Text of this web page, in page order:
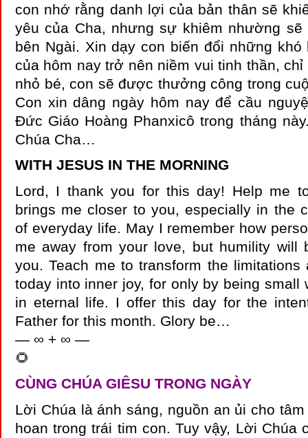
con nhớ rằng danh lợi của bản thân sẽ
yêu của Cha, nhưng sự khiêm nhường
bên Ngài. Xin dạy con biến đổi những
của hôm nay trở nên niềm vui tinh thần,
nhỏ bé, con sẽ được thưởng công trong
Con xin dâng ngày hôm nay để cầu
Đức Giáo Hoàng Phanxicô trong tháng
Chúa Cha…
WITH JESUS IN THE MORNING
Lord, I thank you for this day! Help me
brings me closer to you, especially in the
of everyday life. May I remember how
me away from your love, but humility will
you. Teach me to transform the limitations
today into inner joy, for only by being small
in eternal life. I offer this day for the
Father for this month. Glory be…
— ∞ + ∞ —
🌻
CÙNG CHÚA GIÊSU TRONG NGÀY
Lời Chúa là ánh sáng, nguồn an ủi cho
hoan trong trái tim con. Tuy vậy, Lời Chúa